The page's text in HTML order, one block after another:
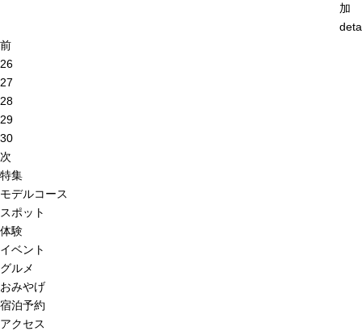
加
前
26
27
28
29
30
次
特集
モデルコース
スポット
体験
イベント
グルメ
おみやげ
宿泊予約
アクセス